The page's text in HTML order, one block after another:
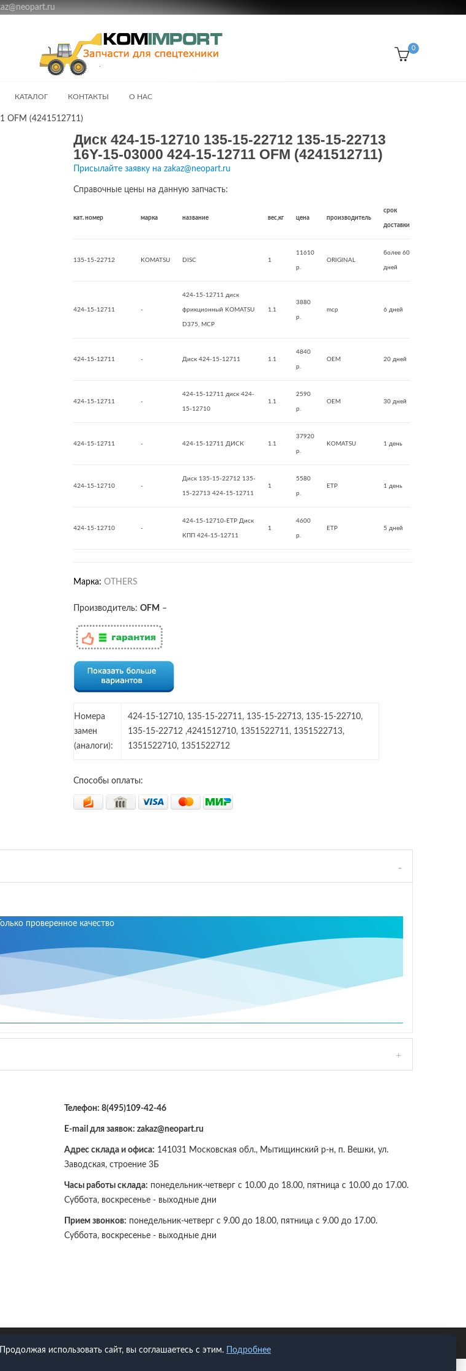
0
КАТАЛОГ КОНТАКТЫ О НАС
OFM (4241512711)
Диск 424-15-12710 135-15-22712 135-15-22713
16Y-15-03000 424-15-12711 OFM (4241512711)
Присылайте заявку на zakaz@neopart.ru
Справочные цены на данную запчасть:
кат. номер марка название вес,кг цена производитель
срок
доставки
135-15-22712 KOMATSU DISC 1
11610
р.
ORIGINAL
более 60
дней
424-15-12711 -
424-15-12711 диск
фрикционный KOMATSU
D375, MCP
1.1
3880
р.
mcp 6 дней
424-15-12711 - Диск 424-15-12711 1.1
4840
р.
OEM 20 дней
424-15-12711 -
424-15-12711 диск 424-
15-12710
1.1
2590
р.
OEM 30 дней
424-15-12711 - 424-15-12711 ДИСК 1.1
37920
р.
KOMATSU 1 день
424-15-12710 -
Диск 135-15-22712 135-
15-22713 424-15-12711
1
5580
р.
ETP 1 день
424-15-12710 -
424-15-12710-ETP Диск
КПП 424-15-12711
1
4600
р.
ETP 5 дней
Марка: OTHERS
Производитель: OFM –
Номера
замен
(аналоги):
424-15-12710, 135-15-22711, 135-15-22713, 135-15-22710,
135-15-22712 ,4241512710, 1351522711, 1351522713,
1351522710, 1351522712
Способы оплаты:
Только проверенное качество
Телефон: 8(495)109-42-46
E-mail для заявок: zakaz@neopart.ru
Адрес склада и офиса: 141031 Московская обл., Мытищинский р-н, п. Вешки, ул.
Заводская, строение 3Б
Часы работы склада: понедельник-четверг с 10.00 до 18.00, пятница с 10.00 до 17.00.
Суббота, воскресенье - выходные дни
Прием звонков: понедельник-четверг с 9.00 до 18.00, пятница с 9.00 до 17.00.
Суббота, воскресенье - выходные дни
использовать сайт, вы соглашаетесь с этим. Подробнее